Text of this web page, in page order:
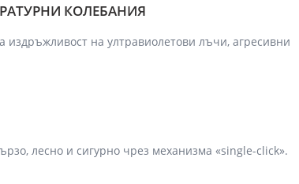
КОЛЕБАНИЯ
на ултравиолетови лъчи, агресивни
лесно и сигурно чрез механизма «single-click».